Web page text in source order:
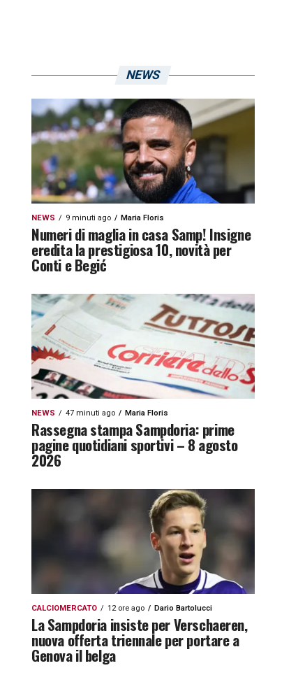
NEWS
NEWS 9 minuti ago Maria Floris
Numeri di maglia in casa Samp! Insigne
eredita la prestigiosa 10, novità per
Conti e Begić
NEWS 47 minuti ago Maria Floris
Rassegna stampa Sampdoria: prime
pagine quotidiani sportivi – 8 agosto
2026
CALCIOMERCATO 12 ore ago Dario Bartolucci
La Sampdoria insiste per Verschaeren,
nuova offerta triennale per portare a
Genova il belga